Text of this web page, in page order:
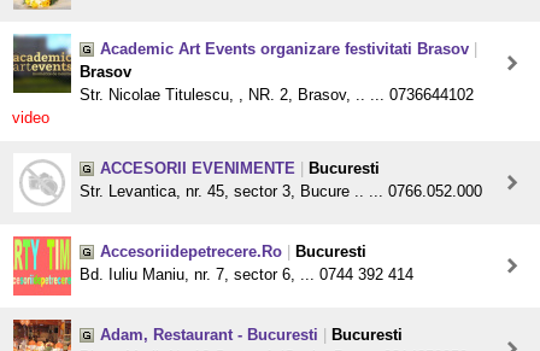
Academic Art Events organizare festivitati Brasov
Brasov
Str. Nicolae Titulescu, , NR. 2, Brasov, .. ... 0736644102
video
ACCESORII EVENIMENTE
Bucuresti
Str. Levantica, nr. 45, sector 3, Bucure .. ... 0766.052.000
Accesoriidepetrecere.Ro
Bucuresti
Bd. Iuliu Maniu, nr. 7, sector 6, ... 0744 392 414
Adam, Restaurant - Bucuresti
Bucuresti